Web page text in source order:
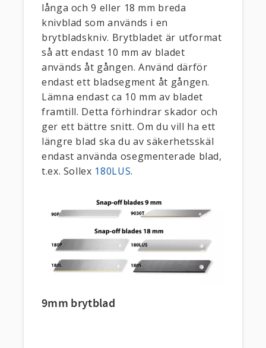
långa och 9 eller 18 mm breda
knivblad som används i en
brytbladskniv. Brytbladet är utformat
så att endast 10 mm av bladet
används åt gången. Använd därför
endast ett bladsegment åt gången.
Lämna endast ca 10 mm av bladet
framtill. Detta förhindrar skador och
ger ett bättre snitt. Om du vill ha ett
längre blad ska du av säkerhetsskäl
endast använda osegmenterade blad,
t.ex. Sollex 180LUS.
9mm brytblad